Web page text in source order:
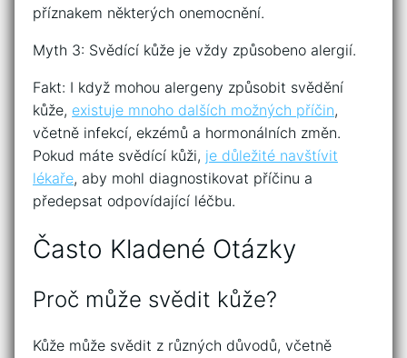
příznakem některých onemocnění.
Myth 3: Svědící kůže je vždy způsobeno alergií.
Fakt: I když mohou alergeny způsobit svědění
kůže, existuje mnoho dalších možných příčin,
včetně infekcí, ekzémů a hormonálních změn.
Pokud máte svědící kůži, je důležité navštívit
lékaře, aby mohl diagnostikovat příčinu a
předepsat odpovídající léčbu.
Často Kladené Otázky
Proč může svědit kůže?
Kůže může svědit z různých důvodů, včetně